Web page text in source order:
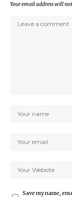
Your email address will
Save my name,